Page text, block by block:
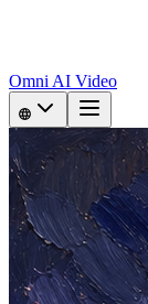
Omni AI Video